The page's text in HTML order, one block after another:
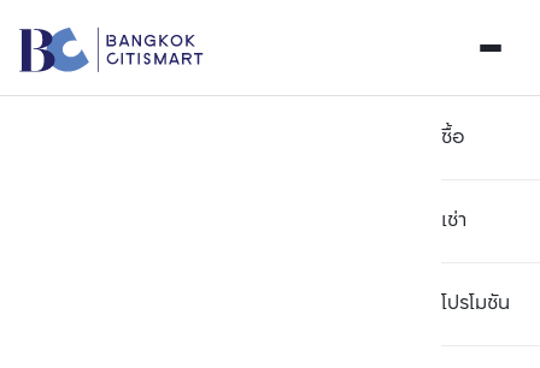
ซื้อ
เช่า
โปรโมชัน